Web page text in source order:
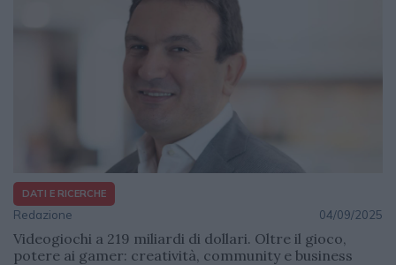
DATI E RICERCHE
Redazione 04/09/2025
Videogiochi a 219 miliardi di dollari. Oltre il gioco,
potere ai gamer: creatività, community e business